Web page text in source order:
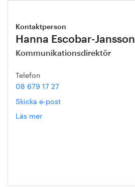
Kontaktperson
Hanna Escobar-Jansson
Kommunikationsdirektör
Telefon
08 679 17 27
Skicka e-post
Läs mer